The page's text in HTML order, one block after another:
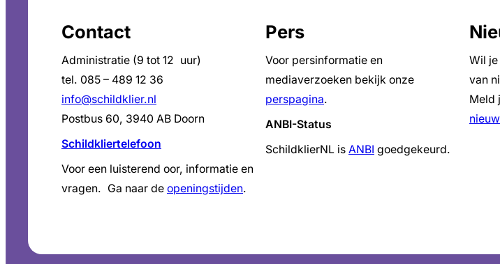
Contact
Administratie (9 tot 12 uur)
tel. 085 – 489 12 36
info@schildklier.nl
Postbus 60, 3940 AB Doorn
Schildkliertelefoon
Voor een luisterend oor, informatie en
vragen. Ga naar de openingstijden.
Pers
Voor persinformatie en
mediaverzoeken bekijk onze
perspagina.
ANBI-Status
SchildklierNL is ANBI goedgekeurd.
Wil
van
Meld